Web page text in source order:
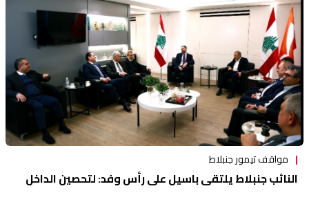
مواقف تيمور جنبلاط
النائب جنبلاط يلتقي باسيل على رأس وفد: لتحصين الداخل